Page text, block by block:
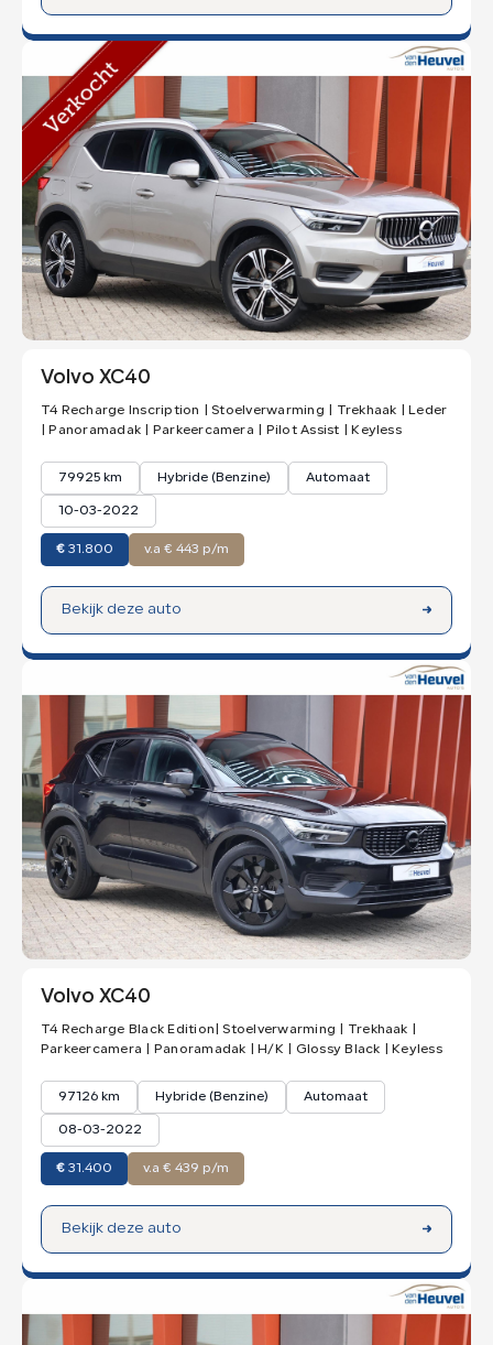
Volvo XC40
T4 Recharge Inscription | Stoelverwarming | Trekhaak | Leder
| Panoramadak | Parkeercamera | Pilot Assist | Keyless
79925 km Hybride (Benzine) Automaat
10-03-2022
€ 31.800 v.a € 443 p/m
Bekijk deze auto
Volvo XC40
T4 Recharge Black Edition| Stoelverwarming | Trekhaak |
Parkeercamera | Panoramadak | H/K | Glossy Black | Keyless
97126 km Hybride (Benzine) Automaat
08-03-2022
€ 31.400 v.a € 439 p/m
Bekijk deze auto